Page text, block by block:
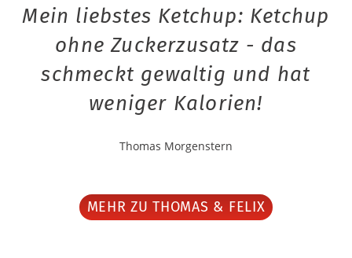
Mein liebstes Ketchup: Ketchup
ohne Zuckerzusatz - das
schmeckt gewaltig und hat
weniger Kalorien!
Thomas Morgenstern
MEHR ZU THOMAS & FELIX